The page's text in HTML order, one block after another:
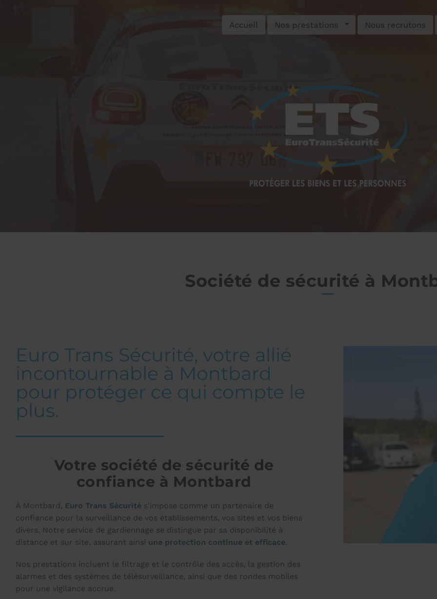
Accueil Nos prestations Nous recrutons
Société de sécurité à
Euro Trans Sécurité, votre allié
incontournable à Montbard
pour protéger ce qui compte le
plus.
Votre société de sécurité de
confiance à Montbard
À Montbard, Euro Trans Sécurité s'impose comme un partenaire de
confiance pour la surveillance de vos établissements, vos sites et vos biens
divers. Notre service de gardiennage se distingue par sa disponibilité à
distance et sur site, assurant ainsi une protection continue et efficace.
Nos prestations incluent le filtrage et le contrôle des accès, la gestion des
alarmes et des systèmes de télésurveillance, ainsi que des rondes mobiles
pour une vigilance accrue.